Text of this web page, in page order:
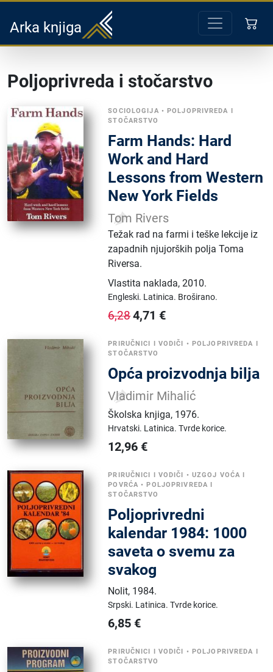
Arka knjiga
Poljoprivreda i stočarstvo
SOCIOLOGIJA •POLJOPRIVREDA I
STOČARSTVO
Farm Hands: Hard
Work and Hard
Lessons from Western
New York Fields
Tom Rivers
Težak rad na farmi i teške lekcije iz
zapadnih njujorških polja Toma
Riversa.
Vlastita naklada,2010.
Engleski. Latinica. Broširano.
6,284,71 €
PRIRUČNICI I VODIČI • POLJOPRIVREDA I
STOČARSTVO
Opća proizvodnja bilja
Vladimir Mihalić
Školska knjiga, 1976.
Hrvatski. Latinica.Tvrde korice.
12,96 €
PRIRUČNICI I VODIČI • UZGOJ VOĆA I
POVRĆA •POLJOPRIVREDA I
STOČARSTVO
Poljoprivredni
kalendar 1984: 1000
saveta o svemu za
svakog
Nolit, 1984.
Srpski. Latinica.Tvrde korice.
6,85 €
PRIRUČNICI I VODIČI • POLJOPRIVREDA I
STOČARSTVO